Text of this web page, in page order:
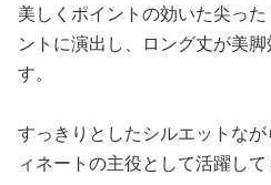
美しくポイントの効いた尖っ
ントに演出し、ロング丈が美
す。
すっきりとしたシルエットな
ィネートの主役として活躍して